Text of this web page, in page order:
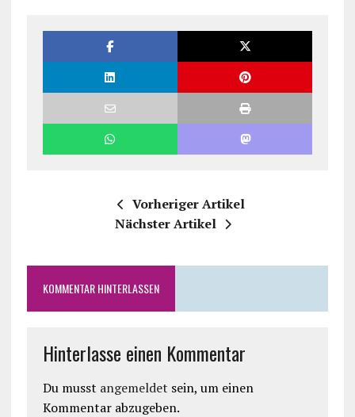
Vorheriger Artikel
Nächster Artikel
KOMMENTAR HINTERLASSEN
Hinterlasse einen Kommentar
Du musst angemeldet sein, um einen
Kommentar abzugeben.